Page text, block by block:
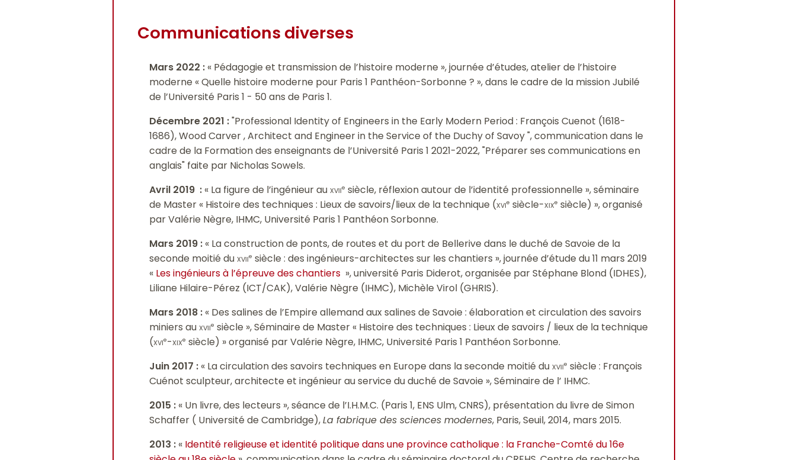
Communications diverses
Mars 2022 : « Pédagogie et transmission de l’histoire moderne », journée d’études, atelier de l’histoire
moderne « Quelle histoire moderne pour Paris 1 Panthéon-Sorbonne ? », dans le cadre de la mission Jubilé
de l’Université Paris 1 - 50 ans de Paris 1.
Décembre 2021 :"Professional Identity of Engineers in the Early Modern Period : François Cuenot (1618-
1686), Wood Carver , Architect and Engineer in the Service of the Duchy of Savoy ", communication dans le
cadre de la Formation des enseignants de l’Université Paris 1 2021-2022, "Préparer ses communications en
anglais" faite par Nicholas Sowels.
Avril 2019 : « La figure de l’ingénieur auxviie siècle, réflexion autour de l’identité professionnelle », séminaire
de Master « Histoire des techniques : Lieux de savoirs/lieux de la technique (xvie siècle-xixe siècle) », organisé
par Valérie Nègre, IHMC, Université Paris 1 Panthéon Sorbonne.
Mars 2019 : « La construction de ponts, de routes et du port de Bellerive dans le duché de Savoie de la
seconde moitié duxviie siècle : des ingénieurs-architectes sur les chantiers », journée d’étude du 11 mars 2019
« Les ingénieurs à l’épreuve des chantiers », université Paris Diderot, organisée par Stéphane Blond (IDHES),
Liliane Hilaire-Pérez (ICT/CAK), Valérie Nègre (IHMC), Michèle Virol (GHRIS).
Mars 2018 : « Des salines de l’Empire allemand aux salines de Savoie : élaboration et circulation des savoirs
miniers auxviie siècle », Séminaire de Master « Histoire des techniques : Lieux de savoirs / lieux de la technique
(xvie-xixe siècle) » organisé par Valérie Nègre, IHMC, Université Paris 1 Panthéon Sorbonne.
Juin 2017 : « La circulation des savoirs techniques en Europe dans la seconde moitié duxviie siècle : François
Cuénot sculpteur, architecte et ingénieur au service du duché de Savoie », Séminaire de l’ IHMC.
2015 : « Un livre, des lecteurs », séance de l’I.H.M.C. (Paris 1, ENS Ulm, CNRS), présentation du livre de Simon
Schaffer ( Université de Cambridge),La fabrique des sciences modernes, Paris, Seuil, 2014, mars 2015.
2013 : « Identité religieuse et identité politique dans une province catholique : la Franche-Comté du 16e